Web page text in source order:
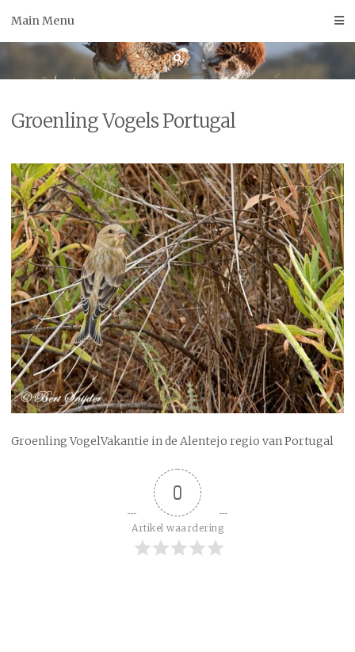
Main Menu
Groenling Vogels Portugal
Groenling VogelVakantie in de Alentejo regio van Portugal
0
Artikel waardering